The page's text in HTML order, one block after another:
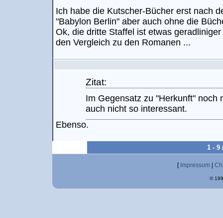
Ich habe die Kutscher-Bücher erst nach
"Babylon Berlin" aber auch ohne die
Ok, die dritte Staffel ist etwas
den Vergleich zu den Romanen ...
Zitat:
Im Gegensatz zu "Herkunft" noch
auch nicht so interessant.
Ebenso.
1 - 9
[ Impressum
©